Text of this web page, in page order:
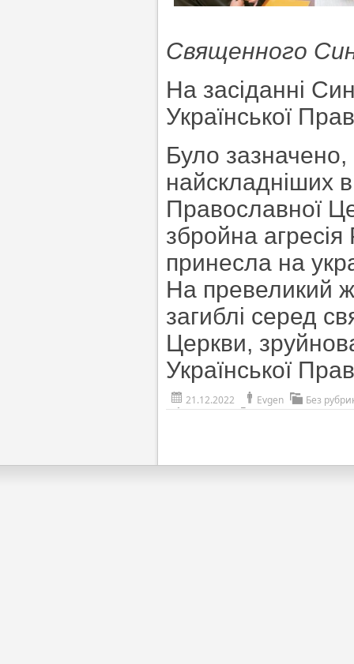
Священного
На засіданні
Української
Було зазначено,
найскладніших в
Православної
збройна агресія
принесла на
На превеликий
загиблі серед
Церкви,
Української
21.12.2022 Evgen Без